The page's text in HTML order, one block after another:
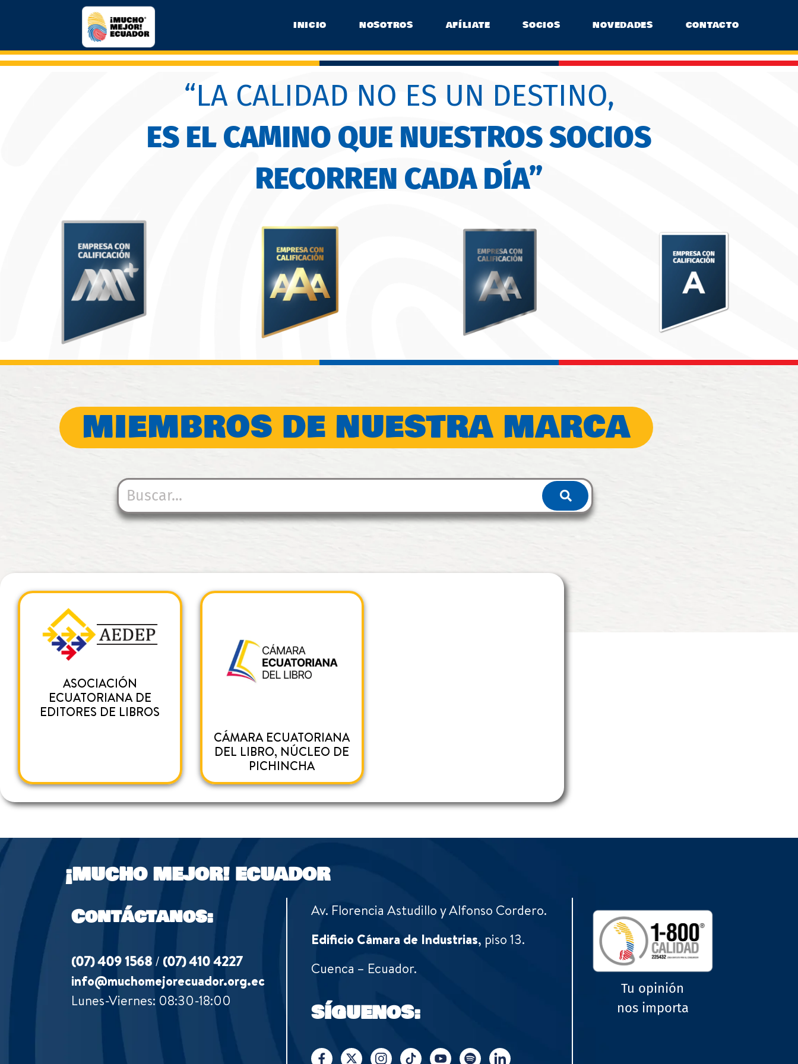
INICIO NOSOTROS AFÍLIATE SOCIOS NOVEDADES CONTACTO
“LA CALIDAD NO ES UN DESTINO,
ES EL CAMINO QUE NUESTROS SOCIOS
RECORREN CADA DÍA”
MIEMBROS DE NUESTRA MARCA
ASOCIACIÓN
ECUATORIANA DE
EDITORES DE LIBROS
CÁMARA ECUATORIANA
DEL LIBRO, NÚCLEO DE
PICHINCHA
¡MUCHO MEJOR! ECUADOR
Contáctanos:
(07) 409 1568 / (07) 410 4227
info@muchomejorecuador.org.ec
Lunes-Viernes: 08:30-18:00
Av. Florencia Astudillo y Alfonso Cordero.
Edificio Cámara de Industrias, piso 13.
Cuenca – Ecuador.
SÍGUENOS:
Tu opinión
nos importa